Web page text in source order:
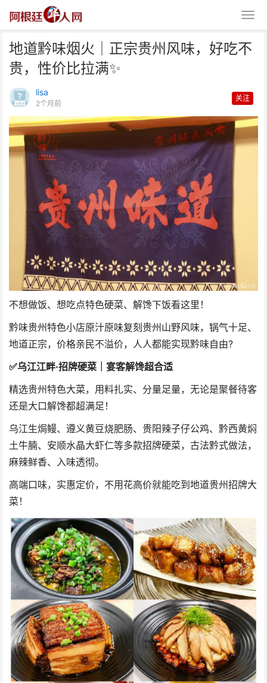
地道黔味烟火｜正宗贵州风味，好吃不
贵，性价比拉满✨
lisa
2个月前
关注
不想做饭、想吃点特色硬菜、解馋下饭看这里！
黔味贵州特色小店原汁原味复刻贵州山野风味，锅气十足、
地道正宗，价格亲民不溢价，人人都能实现黔味自由?️
✅乌江江畔·招牌硬菜｜宴客解馋超合适
精选贵州特色大菜，用料扎实、分量足量，无论是聚餐待客
还是大口解馋都超满足！
乌江生焗鳗、遵义黄豆烧肥肠、贵阳辣子仔公鸡、黔西黄焖
土牛腩、安顺水晶大虾仁等多款招牌硬菜，古法黔式做法，
麻辣鲜香、入味透彻。
高端口味，实惠定价，不用花高价就能吃到地道贵州招牌大
菜！
地道黔味烟火｜正宗贵州风味，好
吃不贵，性价比拉满✨